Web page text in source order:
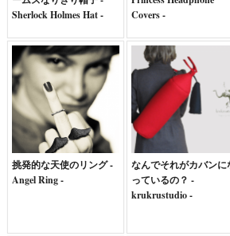
Sherlock Holmes Hat -
Covers -
挑発的な天使のリング -
Angel Ring -
なんでそれがカバンに
っているの？ -
krukrustudio -